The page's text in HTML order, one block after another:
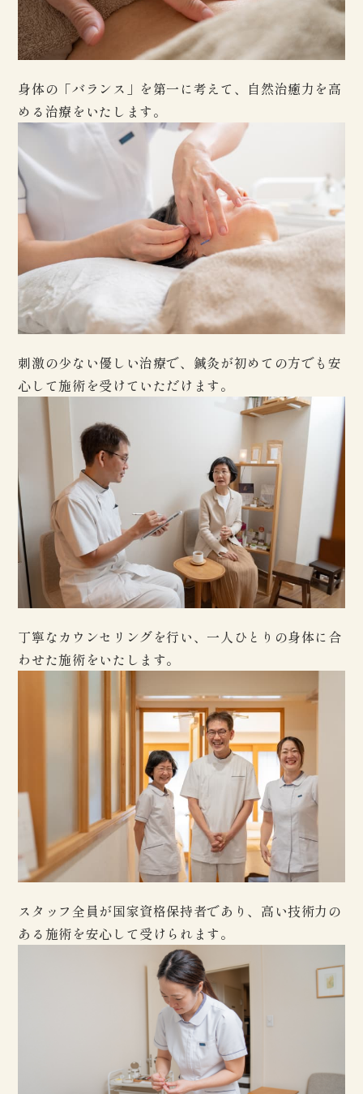
身体の「バランス」を第一に考えて、自然治癒力を高
める治療をいたします。
刺激の少ない優しい治療で、鍼灸が初めての方でも安
心して施術を受けていただけます。
丁寧なカウンセリングを行い、一人ひとりの身体に合
わせた施術をいたします。
スタッフ全員が国家資格保持者であり、高い技術力の
ある施術を安心して受けられます。